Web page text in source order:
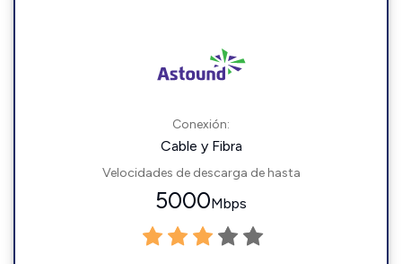
Conexión:
Cable y Fibra
Velocidades de descarga de hasta
5000Mbps